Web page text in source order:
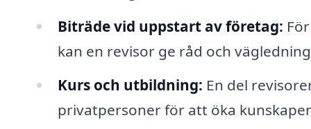
Biträde vid uppstart av företag:
kan en revisor ge råd och
Kurs och utbildning: En del
privatpersoner för att öka